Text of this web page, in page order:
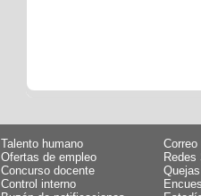
Talento humano
Ofertas de empleo
Concurso docente
Control interno
Correo
Redes